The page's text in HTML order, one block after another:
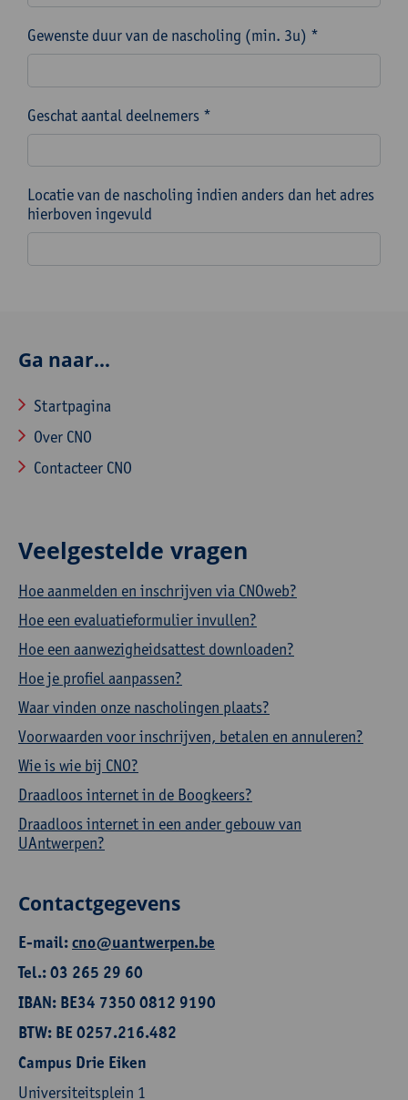
Gewenste duur van de nascholing (min. 3u) *
Geschat aantal deelnemers *
Locatie van de nascholing indien anders dan het adres
hierboven ingevuld
Ga naar...
Startpagina
Over CNO
Contacteer CNO
Veelgestelde vragen
Hoe aanmelden en inschrijven via CNOweb?
Hoe een evaluatieformulier invullen?
Hoe een aanwezigheidsattest downloaden?
Hoe je profiel aanpassen?
Waar vinden onze nascholingen plaats?
Voorwaarden voor inschrijven, betalen en annuleren?
Wie is wie bij CNO?
Draadloos internet in de Boogkeers?
Draadloos internet in een ander gebouw van
UAntwerpen?
Contactgegevens
E-mail:cno@uantwerpen.be
Tel.: 03 265 29 60
IBAN: BE34 7350 0812 9190
BTW: BE 0257.216.482
Campus Drie Eiken
Universiteitsplein 1